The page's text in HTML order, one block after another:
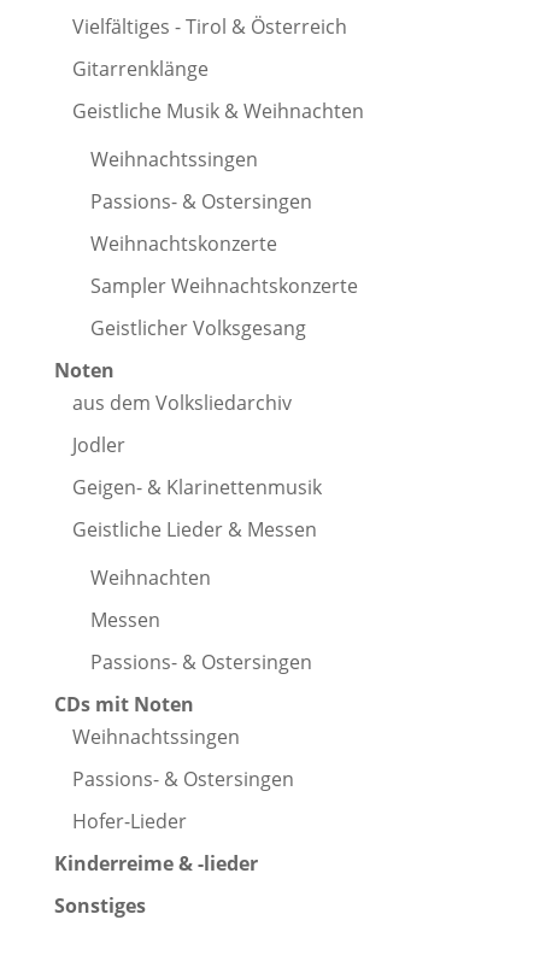
Vielfältiges - Tirol & Österreich
Gitarrenklänge
Geistliche Musik & Weihnachten
Weihnachtssingen
Passions- & Ostersingen
Weihnachtskonzerte
Sampler Weihnachtskonzerte
Geistlicher Volksgesang
Noten
aus dem Volksliedarchiv
Jodler
Geigen- & Klarinettenmusik
Geistliche Lieder & Messen
Weihnachten
Messen
Passions- & Ostersingen
CDs mit Noten
Weihnachtssingen
Passions- & Ostersingen
Hofer-Lieder
Kinderreime & -lieder
Sonstiges